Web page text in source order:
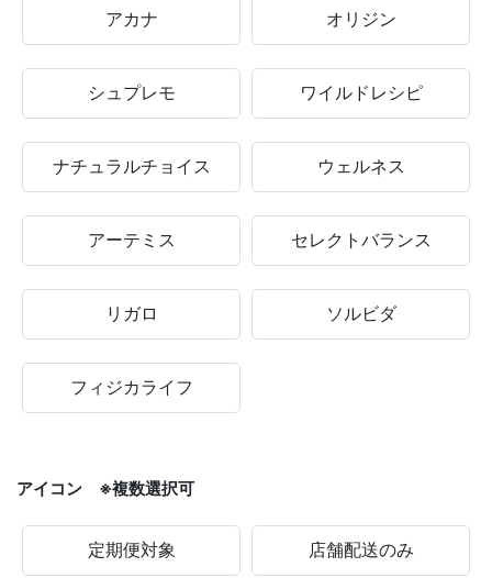
アカナ オリジン
シュプレモ ワイルドレシピ
ナチュラルチョイス ウェルネス
アーテミス セレクトバランス
リガロ ソルビダ
フィジカライフ
アイコン ※複数選択可
定期便対象 店舗配送のみ